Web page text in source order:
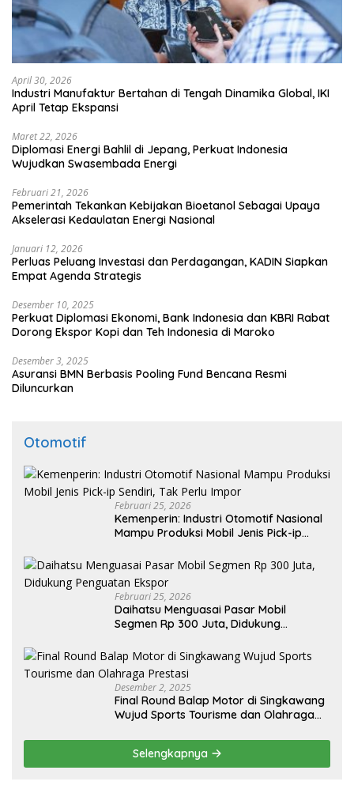
April 30, 2026
Industri Manufaktur Bertahan di Tengah Dinamika Global, IKI
April Tetap Ekspansi
Maret 22, 2026
Diplomasi Energi Bahlil di Jepang, Perkuat Indonesia
Wujudkan Swasembada Energi
Februari 21, 2026
Pemerintah Tekankan Kebijakan Bioetanol Sebagai Upaya
Akselerasi Kedaulatan Energi Nasional
Januari 12, 2026
Perluas Peluang Investasi dan Perdagangan, KADIN Siapkan
Empat Agenda Strategis
Desember 10, 2025
Perkuat Diplomasi Ekonomi, Bank Indonesia dan KBRI Rabat
Dorong Ekspor Kopi dan Teh Indonesia di Maroko
Desember 3, 2025
Asuransi BMN Berbasis Pooling Fund Bencana Resmi
Diluncurkan
Otomotif
Februari 25, 2026
Kemenperin: Industri Otomotif Nasional
Mampu Produksi Mobil Jenis Pick-ip
Februari 25, 2026
Daihatsu Menguasai Pasar Mobil
Segmen Rp 300 Juta, Didukung
Desember 2, 2025
Final Round Balap Motor di Singkawang
Wujud Sports Tourisme dan Olahraga
Selengkapnya